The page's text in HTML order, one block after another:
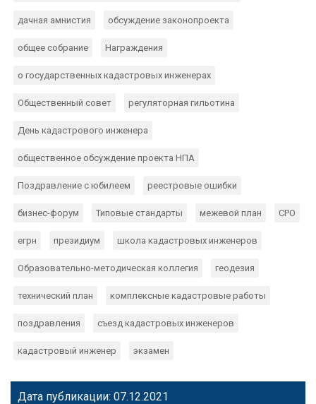
дачная амнистия обсуждение законопроекта
общее собрание Награждения
о государственных кадастровых инженерах
Общественный совет регуляторная гильотина
День кадастрового инженера
общественное обсуждение проекта НПА
Поздравление с юбилеем реестровые ошибки
бизнес-форум Типовые стандарты межевой план СРО
егрн президиум школа кадастровых инженеров
Образовательно-методическая коллегия геодезия
технический план комплексные кадастровые работы
поздравления съезд кадастровых инженеров
кадастровый инженер экзамен
Дата публикации: 07.12.2021